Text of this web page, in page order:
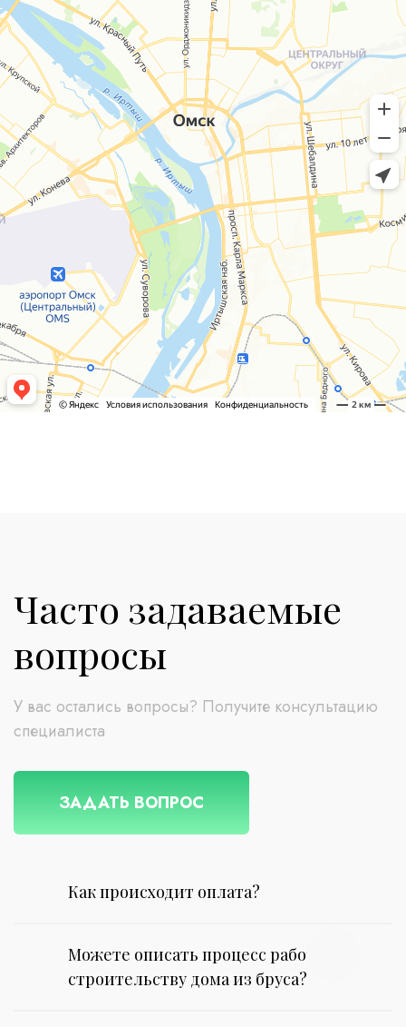
Часто задаваемые
вопросы
У вас остались вопросы? Получите консультацию
специалиста
ЗАДАТЬ ВОПРОС
Как происходит оплата?
Можете описать процесс работы по
строительству дома из бруса?